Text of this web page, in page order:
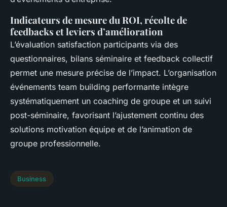
Indicateurs de mesure du ROI, récolte de
feedbacks et leviers d’amélioration
L’évaluation satisfaction participants via des
questionnaires, bilans séminaire et feedback collectif
permet une mesure précise de l’impact. L’organisation
événements team building performante intègre
systématiquement un coaching de groupe et un suivi
post-séminaire, favorisant l’ajustement continu des
solutions motivation équipe et de l’animation de
groupe professionnelle.
Business